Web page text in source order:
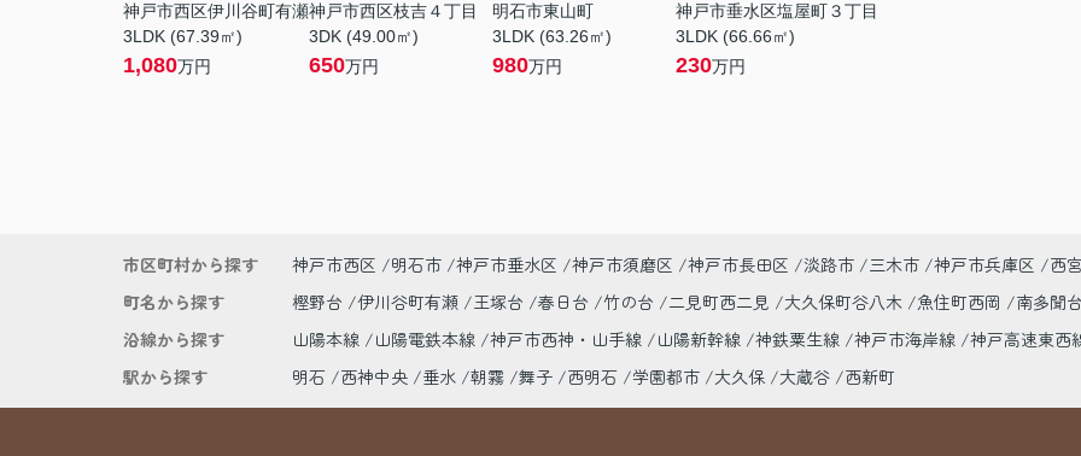
神戸市西区伊川谷町有瀬
3LDK (67.39㎡)
1,080万円
神戸市西区枝吉４丁目
3DK (49.00㎡)
650万円
明石市東山町
3LDK (63.26㎡)
980万円
神戸市垂水区塩屋町３丁目
3LDK (66.66㎡)
230万円
市区町村から探す 神戸市西区 明石市 神戸市垂水区 神戸市須磨区 神戸市長田区 淡路市 三木市 神戸市兵庫区
西
町名から探す
樫野台 伊川谷町有瀬 王塚台 春日台 竹の台 二見町西二見 大久保町谷八木 魚住町西岡
南多聞
沿線から探す
山陽本線 山陽電鉄本線 神戸市西神・山手線 山陽新幹線 神鉄粟生線 神戸市海岸線 神戸高速東西
駅から探す
明石 西神中央 垂水 朝霧 舞子 西明石 学園都市 大久保 大蔵谷 西新町